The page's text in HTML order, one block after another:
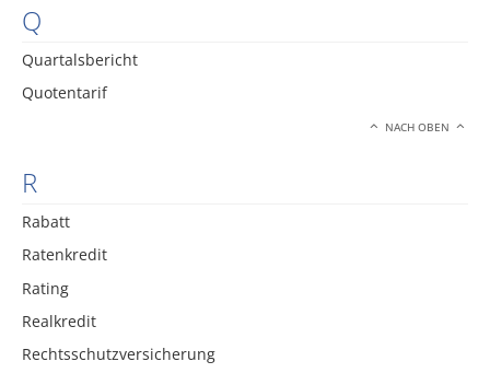
Q
Quartalsbericht
Quotentarif
NACH OBEN
R
Rabatt
Ratenkredit
Rating
Realkredit
Rechtsschutzversicherung